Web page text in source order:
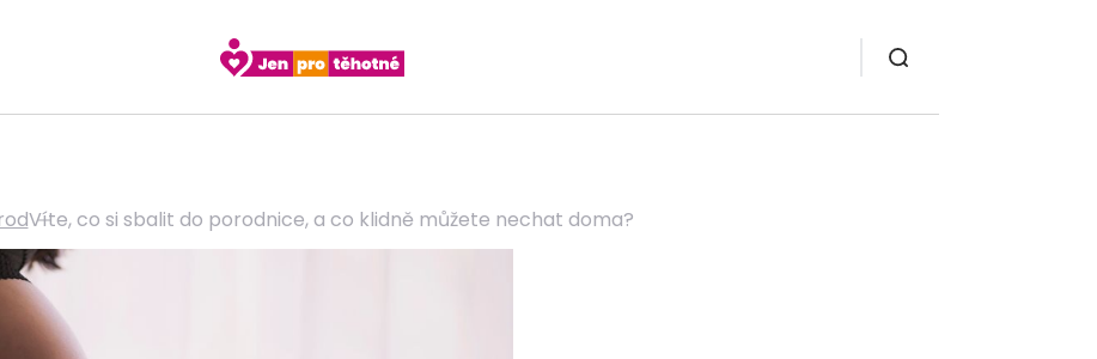
Víte, co si sbalit do porodnice, a co klidně můžete nechat doma?